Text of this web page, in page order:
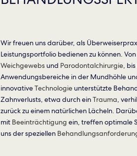
Wir freuen uns darüber, als
Leistungsportfolio bedienen zu können. Von
Weichgewebs und Parodontalchirurgie, bis
Anwendungsbereiche in der Mundhöhle
innovativeTechnologieunterstützte
Zahnverlusts, etwa durch einTrauma ,
zurück zu einem natürlichen Lächeln.
mit Beeinträchtigung ein, treffen optimale
uns der speziellen